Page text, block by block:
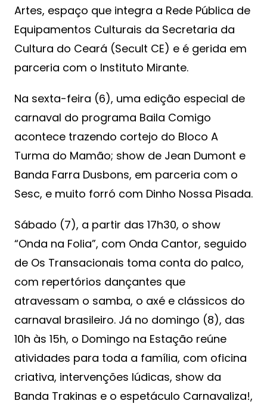
Artes, espaço que integra a Rede Pública de
Equipamentos Culturais da Secretaria da
Cultura do Ceará (Secult CE) e é gerida em
parceria com o Instituto Mirante.
Na sexta-feira (6), uma edição especial de
carnaval do programa Baila Comigo
acontece trazendo cortejo do Bloco A
Turma do Mamão; show de Jean Dumont e
Banda Farra Dusbons, em parceria com o
Sesc, e muito forró com Dinho Nossa Pisada.
Sábado (7), a partir das 17h30, o show
“Onda na Folia”, com Onda Cantor, seguido
de Os Transacionais toma conta do palco,
com repertórios dançantes que
atravessam o samba, o axé e clássicos do
carnaval brasileiro. Já no domingo (8), das
10h às 15h, o Domingo na Estação reúne
atividades para toda a família, com oficina
criativa, intervenções lúdicas, show da
Banda Trakinas e o espetáculo Carnavaliza!,